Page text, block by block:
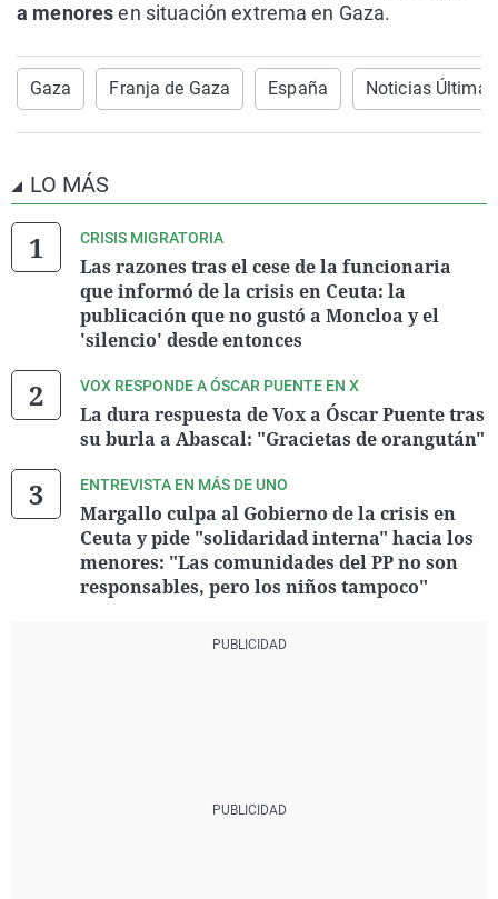
a menoresen situación extrema en Gaza.
Gaza Franja de Gaza España Noticias Última
LO MÁS
CRISIS MIGRATORIA
Las razones tras el cese de la funcionaria
que informó de la crisis en Ceuta: la
publicación que no gustó a Moncloa y el
'silencio' desde entonces
VOX RESPONDE A ÓSCAR PUENTE EN X
La dura respuesta de Vox a Óscar Puente tras
su burla a Abascal: "Gracietas de orangután"
ENTREVISTA EN MÁS DE UNO
Margallo culpa al Gobierno de la crisis en
Ceuta y pide "solidaridad interna" hacia los
menores: "Las comunidades del PP no son
responsables, pero los niños tampoco"